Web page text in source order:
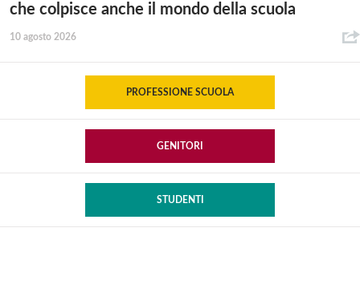
che colpisce anche il mondo della scuola
10 agosto 2026
PROFESSIONE SCUOLA
GENITORI
STUDENTI